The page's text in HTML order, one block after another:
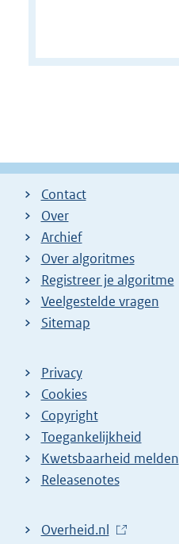
Contact
Over
Archief
Over algoritmes
Registreer je algoritme
Veelgestelde vragen
Sitemap
Privacy
Cookies
Copyright
Toegankelijkheid
Kwetsbaarheid melden
Releasenotes
L
Overheid.nl